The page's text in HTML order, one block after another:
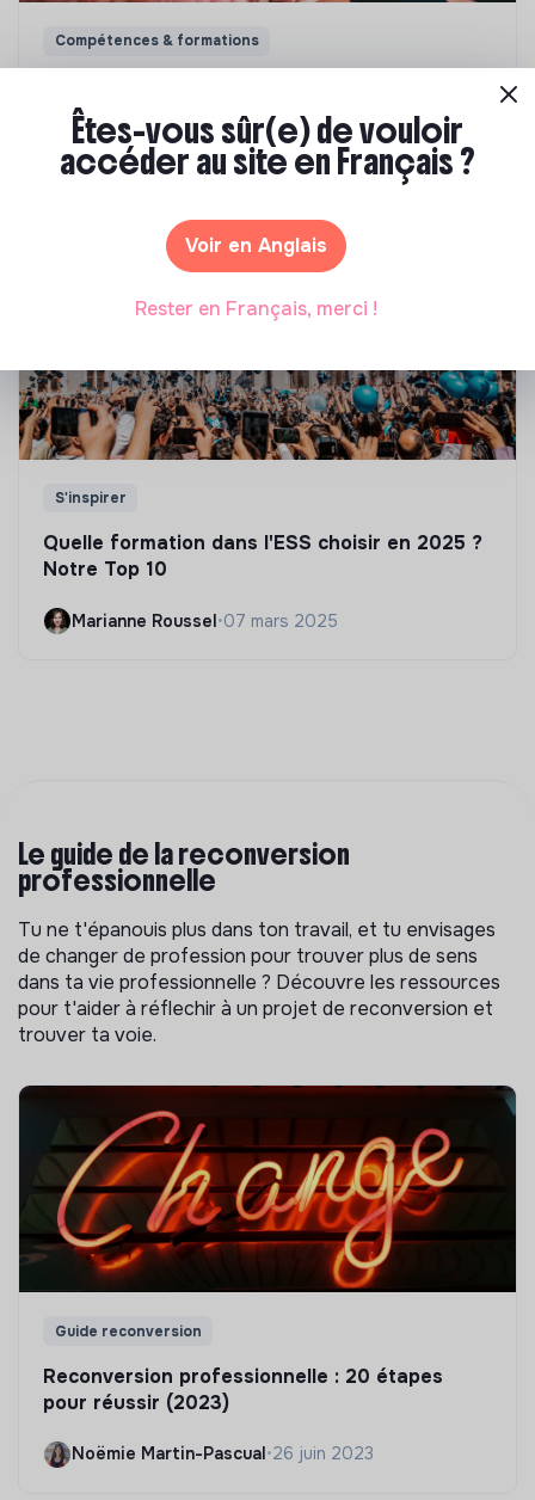
Compétences & formations
énergétique des bâtiments
Marianne Roussel • 21 janvier 2025
S'inspirer
Quelle formation dans l'ESS choisir en 2025 ?
Notre Top 10
Marianne Roussel•07 mars 2025
Le guide de la reconversion
professionnelle
Tu ne t'épanouis plus dans ton travail, et tu envisages
de changer de profession pour trouver plus de sens
dans ta vie professionnelle ? Découvre les ressources
pour t'aider à réflechir à un projet de reconversion et
trouver ta voie.
Guide reconversion
Reconversion professionnelle : 20 étapes
pour réussir (2023)
Noëmie Martin-Pascual •26 juin 2023
Êtes-vous sûr(e) de vouloir
accéder au site en Français ?
Voir en Anglais
Rester en Français, merci !